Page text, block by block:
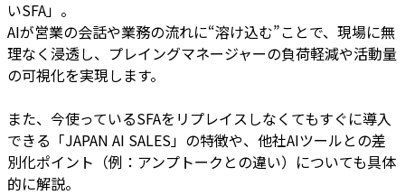
いSFA」。
AIが営業の会話や業務の流れに“溶け込む”ことで、現場に無
理なく浸透し、プレイングマネージャーの負荷軽減や活動量
の可視化を実現します。
また、今使っているSFAをリプレイスしなくてもすぐに導入
できる「JAPAN AI SALES」の特徴や、他社AIツールとの差
別化ポイント（例：アンプトークとの違い）についても具体
的に解説。